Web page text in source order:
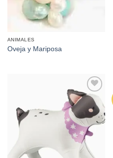
ANIMALES
Oveja y Mariposa
Añadir
a la
lista de
deseos